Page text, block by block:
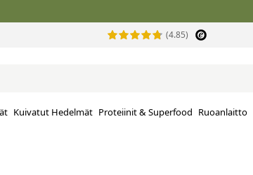
(4.85)
Kuivatut Hedelmät Proteiinit & Superfood Ruoanlaitto